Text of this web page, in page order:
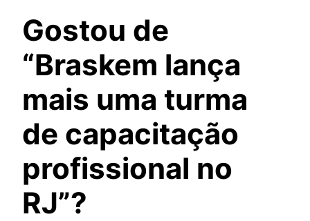
Gostou de
“Braskem lança
mais uma turma
de capacitação
profissional no
RJ”?